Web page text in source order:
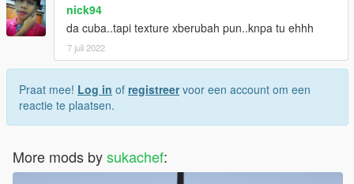
nick94
da cuba..tapi texture xberubah pun..knpa tu ehhh
7 juli 2022
Praat mee! Log in of registreervoor een account om een
reactie te plaatsen.
More mods bysukachef: